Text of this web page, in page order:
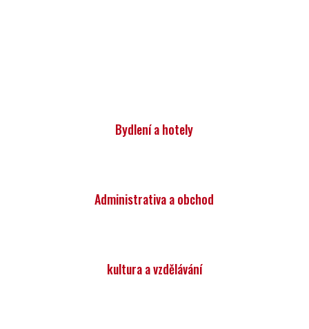
Bydlení a hotely
Administrativa a obchod
kultura a vzdělávání